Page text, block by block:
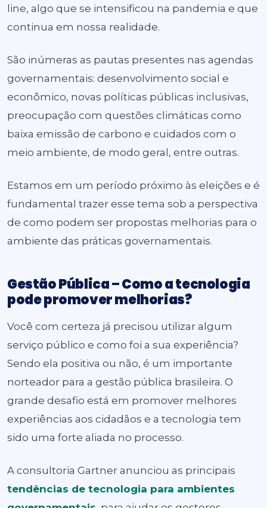
line, algo que se intensificou na pandemia e que
continua em nossa realidade.
São inúmeras as pautas presentes nas agendas
governamentais: desenvolvimento social e
econômico, novas políticas públicas inclusivas,
preocupação com questões climáticas como
baixa emissão de carbono e cuidados com o
meio ambiente, de modo geral, entre outras.
Estamos em um período próximo às eleições e é
fundamental trazer esse tema sob a perspectiva
de como podem ser propostas melhorias para o
ambiente das práticas governamentais.
Gestão Pública–Como a tecnologia
pode promover melhorias?
Você com certeza já precisou utilizar algum
serviço público e como foi a sua experiência?
Sendo ela positiva ou não, é um importante
norteador para a gestão pública brasileira. O
grande desafio está em promover melhores
experiências aos cidadãos e a tecnologia tem
sido uma forte aliada no processo.
A consultoria Gartner anunciou as principais
tendências de tecnologia para ambientes